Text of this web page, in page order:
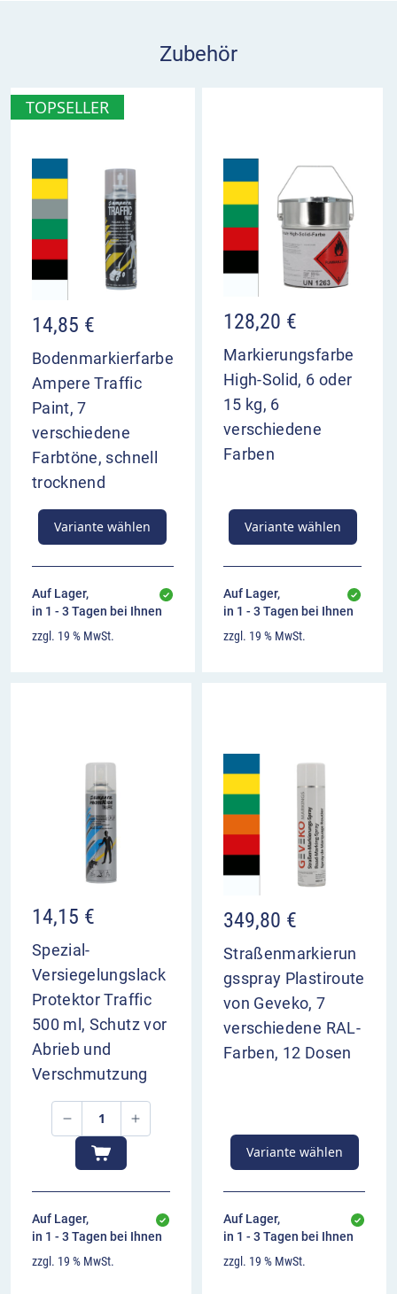
(Durchmesser 460 mm)
absolutes Halteverbot
Feuerlöscher & Flammen
Löschschlauch & Flammen(Länge 515 mm)
Zubehör
TOPSELLER
14,85 €
Bodenmarkierfarbe
Ampere Traffic
Paint, 7
verschiedene
Farbtöne, schnell
trocknend
Variante wählen
Auf Lager,
in 1 - 3 Tagen bei Ihnen
zzgl. 19 % MwSt.
128,20 €
Markierungsfarbe
High-Solid, 6 oder
15 kg, 6
verschiedene
Farben
Variante wählen
Auf Lager,
in 1 - 3 Tagen bei Ihnen
zzgl. 19 % MwSt.
14,15 €
Spezial-
Versiegelungslack
Protektor Traffic
500 ml, Schutz vor
Abrieb und
Verschmutzung
Auf Lager,
in 1 - 3 Tagen bei Ihnen
zzgl. 19 % MwSt.
349,80 €
Straßenmarkierun
gsspray Plastiroute
von Geveko, 7
verschiedene RAL-
Farben, 12 Dosen
Variante wählen
Auf Lager,
in 1 - 3 Tagen bei Ihnen
zzgl. 19 % MwSt.